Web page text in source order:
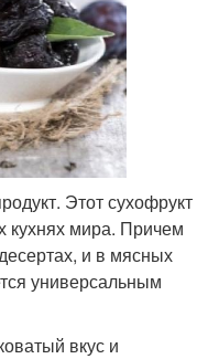
Этот сухофрукт
кухнях мира. Причем
и в мясных
универсальным
вкус и